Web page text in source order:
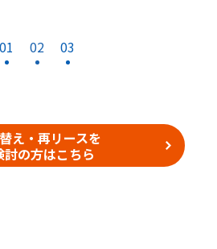
01 02 03
え・再リースを
討の方はこちら